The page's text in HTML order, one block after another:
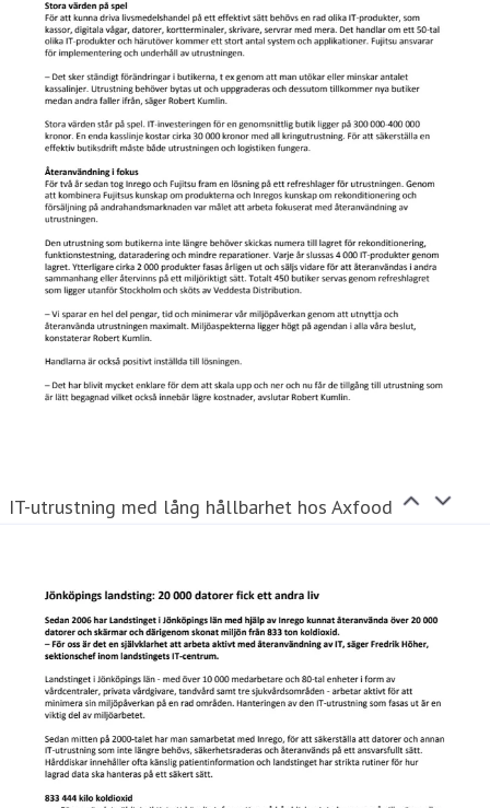
IT-utrustning med lång hållbarhet hos Axfood